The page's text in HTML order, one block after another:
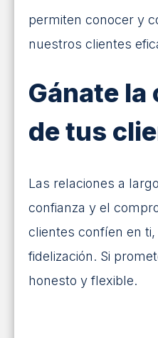
permiten conocer y
nuestros clientes
Gánate
de tus
Las relaciones a
confianza y el
clientes confíen en
fidelización. Si
honesto y flexible.